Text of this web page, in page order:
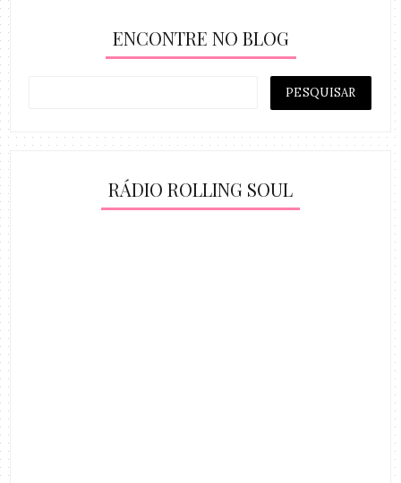
ENCONTRE NO BLOG
RÁDIO ROLLING SOUL